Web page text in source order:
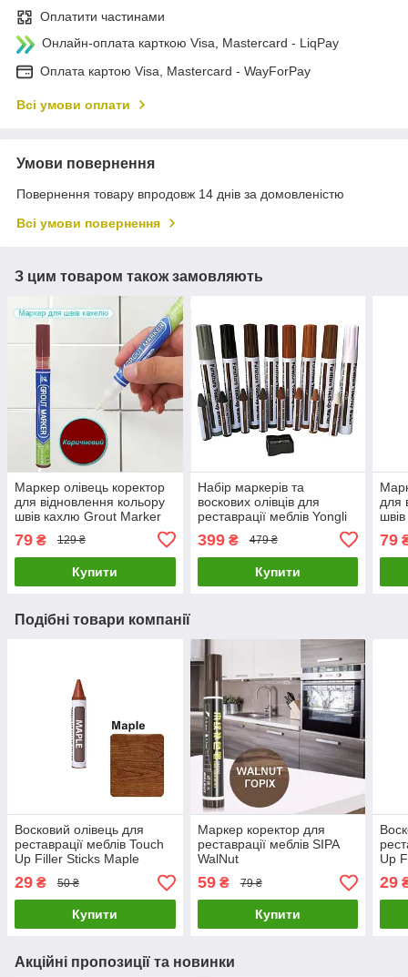
Оплатити частинами
Онлайн-оплата карткою Visa, Mastercard - LiqPay
Оплата картою Visa, Mastercard - WayForPay
Всі умови оплати
Умови повернення
Повернення товару впродовж 14 днів за домовленістю
Всі умови повернення
З цим товаром також замовляють
Маркер олівець коректор
для відновлення кольору
швів кахлю Grout Marker
79 ₴ 129 ₴
Купити
Набір маркерів та
воскових олівців для
реставрації меблів Yongli
399₴ 479 ₴
Купити
для
79
Подібні товари компанії
Восковий олівець для
реставрації меблів Touch
Up Filler Sticks Maple
29 ₴ 50 ₴
Купити
Маркер коректор для
реставрації меблів SIPA
WalNut
59₴ 79 ₴
Купити
Up
29
Акційні пропозиції та новинки